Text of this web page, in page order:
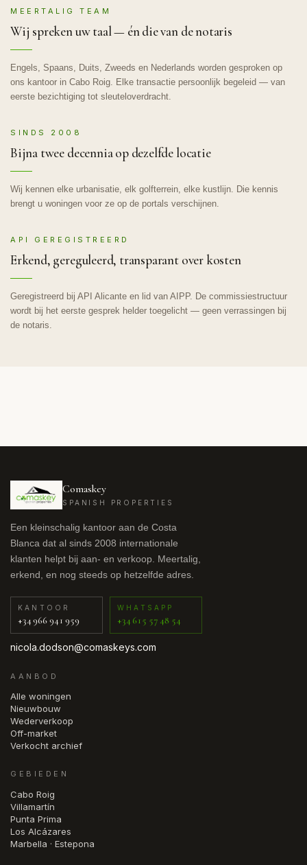
MEERTALIG TEAM
Wij spreken uw taal — én die van de notaris
Engels, Spaans, Duits, Zweeds en Nederlands worden gesproken op
ons kantoor in Cabo Roig. Elke transactie persoonlijk begeleid — van
eerste bezichtiging tot sleuteloverdracht.
SINDS 2008
Bijna twee decennia op dezelfde locatie
Wij kennen elke urbanisatie, elk golfterrein, elke kustlijn. Die kennis
brengt u woningen voor ze op de portals verschijnen.
API GEREGISTREERD
Erkend, gereguleerd, transparant over kosten
Geregistreerd bij API Alicante en lid van AIPP. De commissiestructuur
wordt bij het eerste gesprek helder toegelicht — geen verrassingen bij
de notaris.
Comaskey
SPANISH PROPERTIES
Een kleinschalig kantoor aan de Costa
Blanca dat al sinds 2008 internationale
klanten helpt bij aan- en verkoop. Meertalig,
erkend, en nog steeds op hetzelfde adres.
KANTOOR
+34 966 941 959
WHATSAPP
+34 615 57 48 54
nicola.dodson@comaskeys.com
AANBOD
Alle woningen
Nieuwbouw
Wederverkoop
Off-market
Verkocht archief
GEBIEDEN
Cabo Roig
Villamartín
Punta Prima
Los Alcázares
Marbella · Estepona